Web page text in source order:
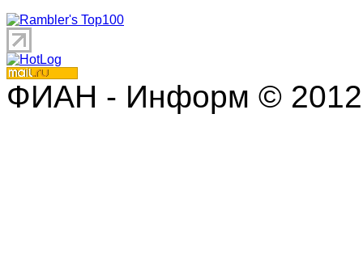
ФИАН - Информ © 2012